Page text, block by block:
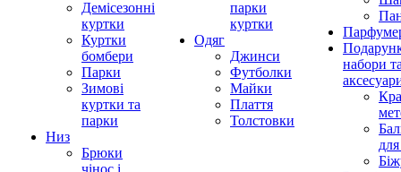
Демісезонні
куртки
Куртки
бомбери
Парки
Зимові
куртки та
парки
Низ
Брюки
чінос і
парки
куртки
Одяг
Джинси
Футболки
Майки
Плаття
Толстовки
набори